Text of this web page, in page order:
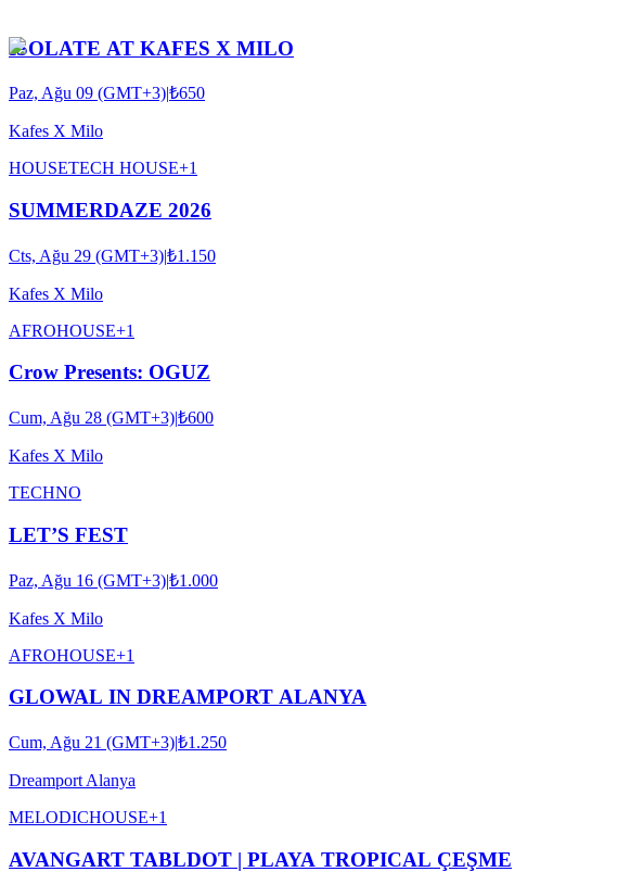
ISOLATE AT KAFES X MILO
Paz, Ağu 09 (GMT+3)|₺650
Kafes X Milo
HOUSETECH HOUSE+1
SUMMERDAZE 2026
Cts, Ağu 29 (GMT+3)|₺1.150
Kafes X Milo
AFROHOUSE+1
Crow Presents: OGUZ
Cum, Ağu 28 (GMT+3)|₺600
Kafes X Milo
TECHNO
LET’S FEST
Paz, Ağu 16 (GMT+3)|₺1.000
Kafes X Milo
AFROHOUSE+1
GLOWAL IN DREAMPORT ALANYA
Cum, Ağu 21 (GMT+3)|₺1.250
Dreamport Alanya
MELODICHOUSE+1
AVANGART TABLDOT | PLAYA TROPICAL ÇEŞME